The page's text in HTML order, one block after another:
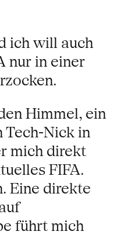
ich will auch
nur in einer
Himmel, ein
Tech-Nick in
mich direkt
FIFA.
Eine direkte
führt mich